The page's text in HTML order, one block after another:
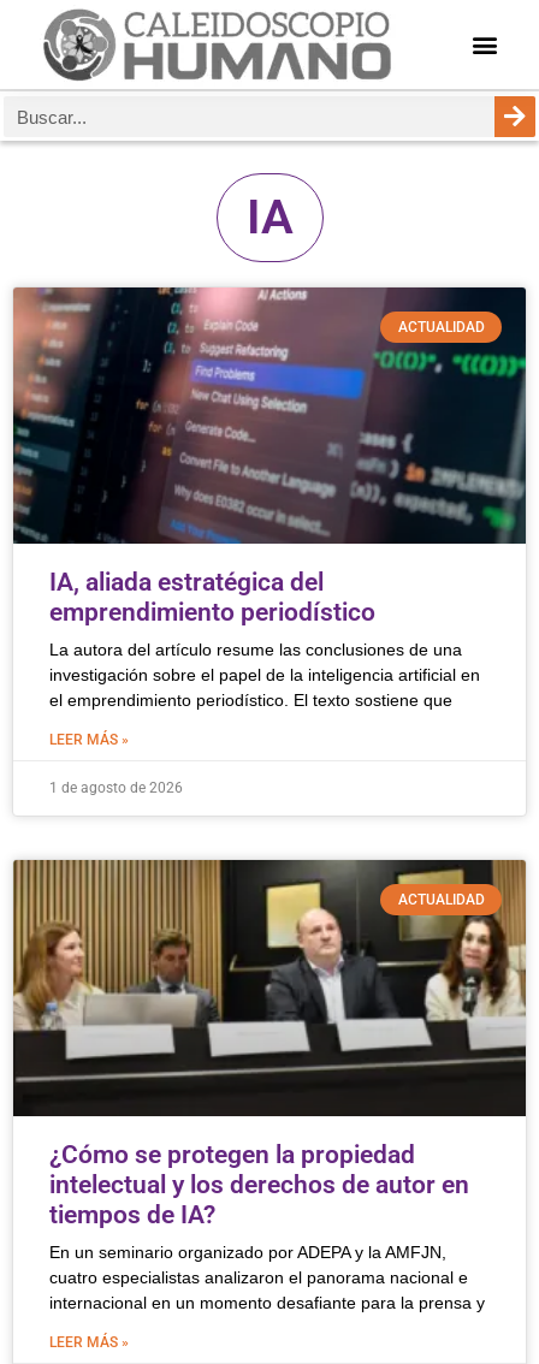
IA
ACTUALIDAD
IA, aliada estratégica del
emprendimiento periodístico
La autora del artículo resume las conclusiones de una
investigación sobre el papel de la inteligencia artificial en
el emprendimiento periodístico. El texto sostiene que
LEER MÁS »
1 de agosto de 2026
ACTUALIDAD
¿Cómo se protegen la propiedad
intelectual y los derechos de autor en
tiempos de IA?
En un seminario organizado por ADEPA y la AMFJN,
cuatro especialistas analizaron el panorama nacional e
internacional en un momento desafiante para la prensa y
LEER MÁS »